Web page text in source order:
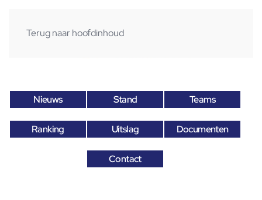
Terug naar hoofdinhoud
Nieuws Stand Teams
Ranking Uitslag Documenten
Contact